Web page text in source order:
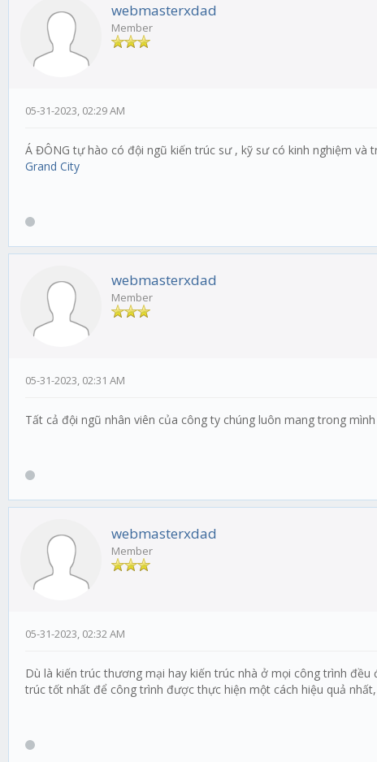
webmasterxdad
Member
05-31-2023, 02:29 AM
Á ĐÔNG tự hào có đội ngũ kiến trúc sư , kỹ sư có kinh nghiệm
Grand City
webmasterxdad
Member
05-31-2023, 02:31 AM
Tất cả đội ngũ nhân viên của công ty chúng luôn mang trong
webmasterxdad
Member
05-31-2023, 02:32 AM
Dù là kiến trúc thương mại hay kiến trúc nhà ở mọi công trình
trúc tốt nhất để công trình được thực hiện một cách hiệu quả